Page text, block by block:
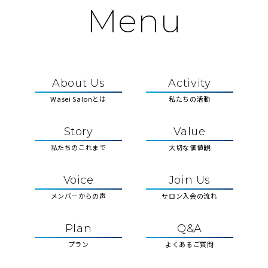
Menu
About Us
Wasei Salonとは
Activity
私たちの活動
Story
私たちのこれまで
Value
大切な価値観
Voice
メンバーからの声
Join Us
サロン入会の流れ
Plan
プラン
Q&A
よくあるご質問